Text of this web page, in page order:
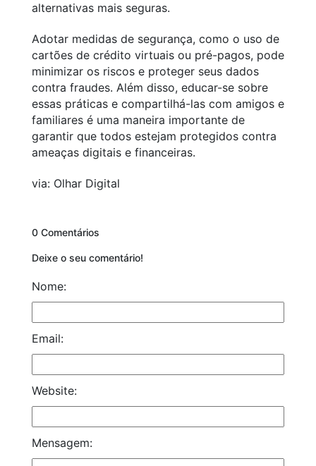
alternativas mais seguras.
Adotar medidas de segurança, como o uso de
cartões de crédito virtuais ou pré-pagos, pode
minimizar os riscos e proteger seus dados
contra fraudes. Além disso, educar-se sobre
essas práticas e compartilhá-las com amigos e
familiares é uma maneira importante de
garantir que todos estejam protegidos contra
ameaças digitais e financeiras.
via: Olhar Digital
0 Comentários
Deixe o seu comentário!
Nome:
Email:
Website:
Mensagem: